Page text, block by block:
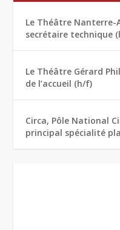
Le Théâtre Nanterre-
secrétaire technique
Le Théâtre Gérard
de l’accueil (h/f)
Circa, Pôle National
principal spécialité